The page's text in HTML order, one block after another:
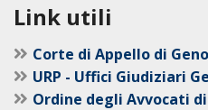
Link utili
Corte di Appello di
URP - Uffici Giudiziari
Ordine degli Avvocati